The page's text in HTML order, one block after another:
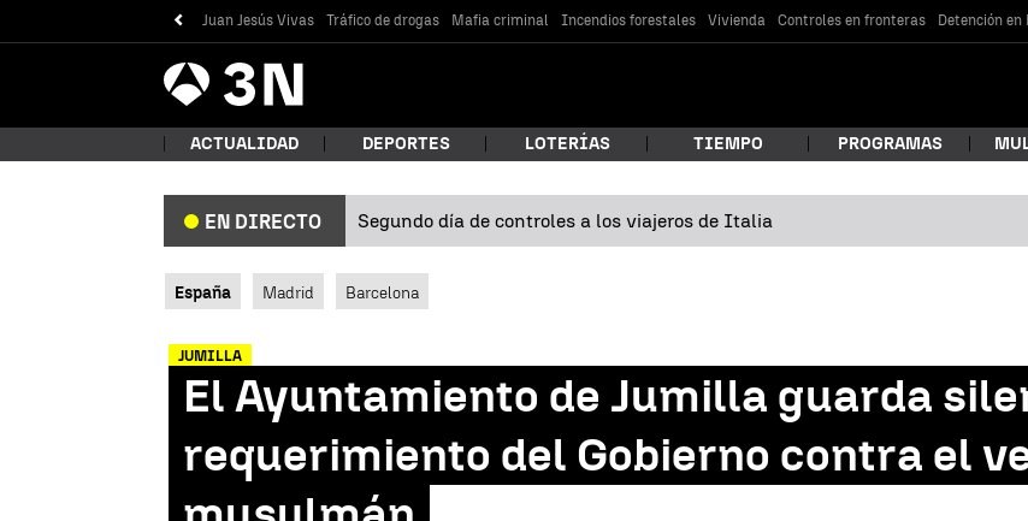
Juan Jesús Vivas Tráfico de drogas Mafia criminal Incendios forestales Vivienda Controles en fronteras Detención en
Antena
3 Noticias
ACTUALIDAD DEPORTES LOTERÍAS TIEMPO PROGRAMAS
EN DIRECTO Segundo día de controles a los viajeros de Italia
España Madrid Barcelona
JUMILLA
El Ayuntamiento de Jumilla guarda
requerimiento del Gobierno contra el